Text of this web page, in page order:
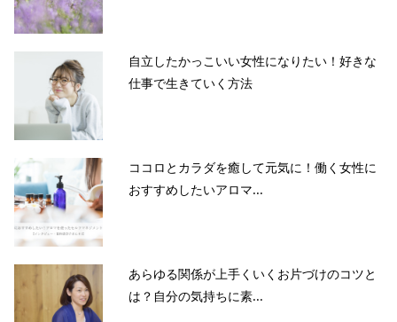
自立したかっこいい女性になりたい！好きな
仕事で生きていく方法
ココロとカラダを癒して元気に！働く女性に
おすすめしたいアロマ...
あらゆる関係が上手くいくお片づけのコツと
は？自分の気持ちに素...